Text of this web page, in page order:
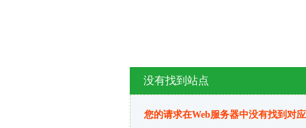
没有找到站点
您的请求在Web服务器中没有找到对